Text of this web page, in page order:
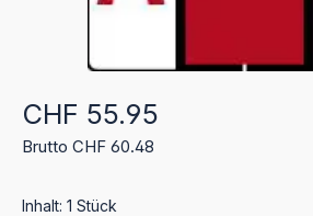
Regulärer Preis:
CHF 55.95
Brutto CHF 60.48
Inhalt: 1 Stück